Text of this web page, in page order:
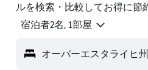
ルを検索・比較してお得に節
宿泊者2名, 1​部屋
オーバーエスタライヒ州